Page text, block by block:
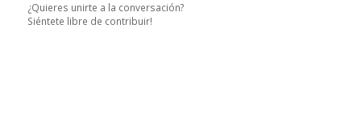
¿Quieres unirte a la conversación?
Siéntete libre de contribuir!